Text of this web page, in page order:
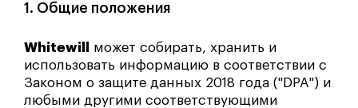
1. Общие положения
Whitewill
может собирать, хранить и
использовать информацию в соответствии с
Законом о защите данных 2018 года ("DPA") и
любыми другими соответствующими